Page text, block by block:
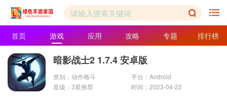
首页 游戏 应用 攻略 专题 排行榜
暗影战士2 1.7.4 安卓版
类别：动作格斗
平台：Android
星级：3星推荐
时间：2023-04-22